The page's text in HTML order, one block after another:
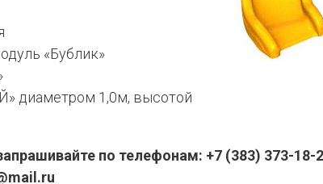
«Бублик»
диаметром 1,0м, высотой
по телефонам: +7 (383) 373-18-